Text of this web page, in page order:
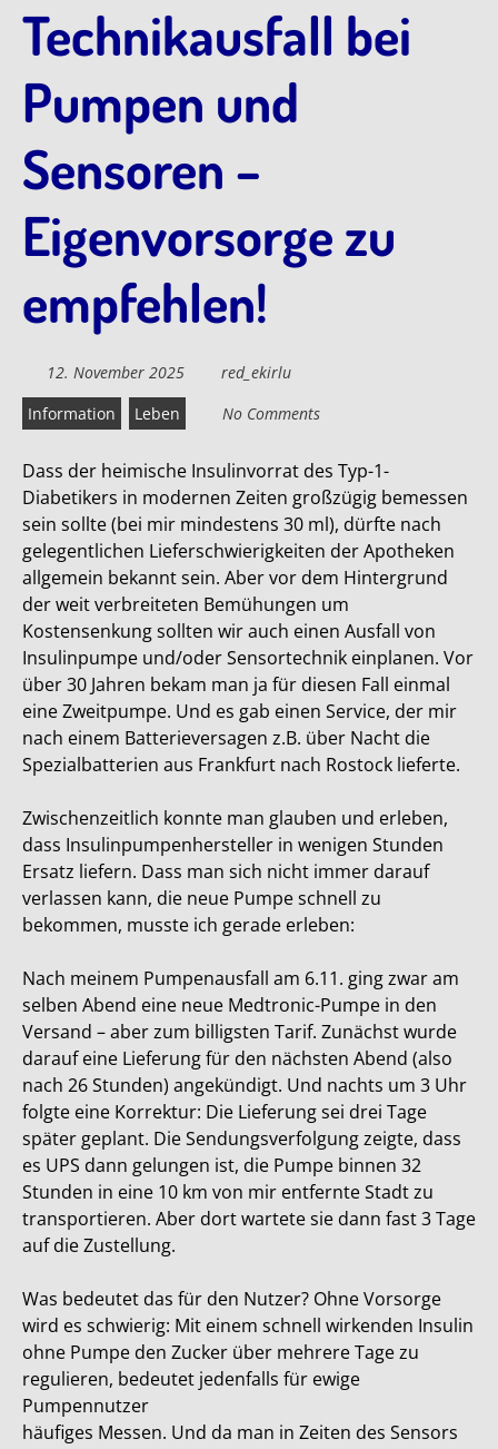
Technikausfall bei
Pumpen und
Sensoren –
Eigenvorsorge zu
empfehlen!
12. November 2025
red_ekirlu
Information
Leben No Comments
Dass der heimische Insulinvorrat des Typ-1-
Diabetikers in modernen Zeiten großzügig bemessen
sein sollte (bei mir mindestens 30 ml), dürfte nach
gelegentlichen Lieferschwierigkeiten der Apotheken
allgemein bekannt sein. Aber vor dem Hintergrund
der weit verbreiteten Bemühungen um
Kostensenkung sollten wir auch einen Ausfall von
Insulinpumpe und/oder Sensortechnik einplanen. Vor
über 30 Jahren bekam man ja für diesen Fall einmal
eine Zweitpumpe. Und es gab einen Service, der mir
nach einem Batterieversagen z.B. über Nacht die
Spezialbatterien aus Frankfurt nach Rostock lieferte.
Zwischenzeitlich konnte man glauben und erleben,
dass Insulinpumpenhersteller in wenigen Stunden
Ersatz liefern. Dass man sich nicht immer darauf
verlassen kann, die neue Pumpe schnell zu
bekommen, musste ich gerade erleben:
Nach meinem Pumpenausfall am 6.11. ging zwar am
selben Abend eine neue Medtronic-Pumpe in den
Versand – aber zum billigsten Tarif. Zunächst wurde
darauf eine Lieferung für den nächsten Abend (also
nach 26 Stunden) angekündigt. Und nachts um 3 Uhr
folgte eine Korrektur: Die Lieferung sei drei Tage
später geplant. Die Sendungsverfolgung zeigte, dass
es UPS dann gelungen ist, die Pumpe binnen 32
Stunden in eine 10 km von mir entfernte Stadt zu
transportieren. Aber dort wartete sie dann fast 3 Tage
auf die Zustellung.
Was bedeutet das für den Nutzer? Ohne Vorsorge
wird es schwierig: Mit einem schnell wirkenden Insulin
ohne Pumpe den Zucker über mehrere Tage zu
regulieren, bedeutet jedenfalls für ewige
Pumpennutzer
häufiges Messen. Und da man in Zeiten des Sensors